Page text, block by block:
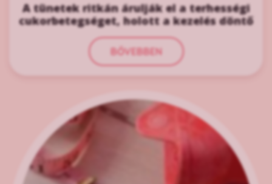
A tünetek ritkán árulják el a terhességi
cukorbetegséget, holott a kezelés döntő
BŐVEBBEN